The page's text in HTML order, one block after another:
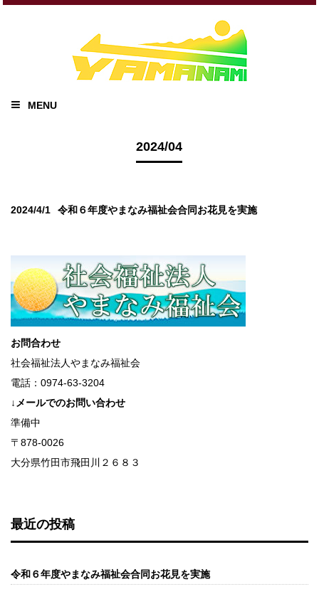
MENU
2024/04
2024/4/1 令和６年度やまなみ福祉会合同お花見を実施
お問合わせ
社会福祉法人やまなみ福祉会
電話：0974-63-3204
↓メールでのお問い合わせ
準備中
〒878-0026
大分県竹田市飛田川２６８３
最近の投稿
令和６年度やまなみ福祉会合同お花見を実施